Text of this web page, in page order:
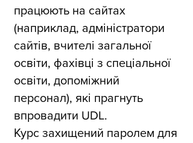
працюють на сайтах
(наприклад, адміністратори
сайтів, вчителі загальної
освіти, фахівці з спеціальної
освіти, допоміжний
персонал), які прагнуть
впровадити UDL.
Курс захищений паролем для